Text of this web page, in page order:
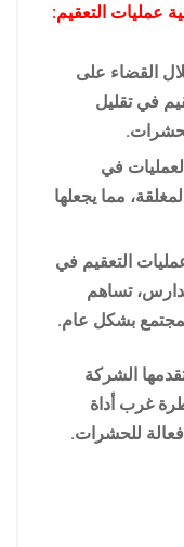
عمليات التعقيم:
القضاء على
في تقليل
في
مما يجعلها
التعقيم في
تساهم
بشكل عام.
الشركة
غرب أداة
للحشرات.